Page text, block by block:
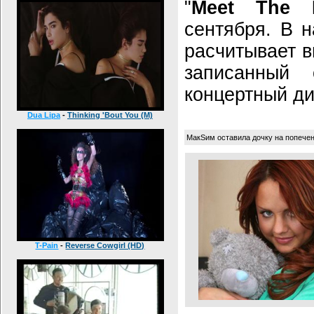
Dua Lipa - Thinking 'Bout You (M)
T-Pain -Reverse Cowgirl (HD)
"Meet The
сентября. В
расчитывает
концертный
МакSим оставила дочку на